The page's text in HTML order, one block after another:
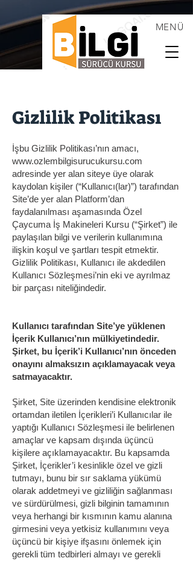
MENÜ
Gizlilik Politikası
İşbu Gizlilik Politikası’nın amacı,
www.ozlembilgisurucukursu.com
adresinde yer alan siteye üye olarak
kaydolan kişiler (“Kullanıcı(lar)”) tarafından
Site’de yer alan Platform’dan
faydalanılması aşamasında Özel
Çaycuma İş Makineleri Kursu (“Şirket”) ile
paylaşılan bilgi ve verilerin kullanımına
ilişkin koşul ve şartları tespit etmektir.
Gizlilik Politikası, Kullanıcı ile akdedilen
Kullanıcı Sözleşmesi’nin eki ve ayrılmaz
bir parçası niteliğindedir.
Kullanıcı tarafından Site’ye yüklenen
İçerik Kullanıcı’nın mülkiyetindedir.
Şirket, bu İçerik’i Kullanıcı’nın önceden
onayını almaksızın açıklamayacak veya
satmayacaktır.
Şirket, Site üzerinden kendisine elektronik
ortamdan iletilen İçerikleri’i Kullanıcılar ile
yaptığı Kullanıcı Sözleşmesi ile belirlenen
amaçlar ve kapsam dışında üçüncü
kişilere açıklamayacaktır. Bu kapsamda
Şirket, İçerikler’i kesinlikle özel ve gizli
tutmayı, bunu bir sır saklama yükümü
olarak addetmeyi ve gizliliğin sağlanması
ve sürdürülmesi, gizli bilginin tamamının
veya herhangi bir kısmının kamu alanına
girmesini veya yetkisiz kullanımını veya
üçüncü bir kişiye ifşasını önlemek için
gerekli tüm tedbirleri almayı ve gerekli